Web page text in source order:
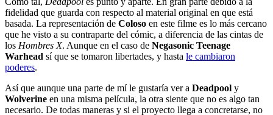
fidelidad que guarda con respecto al material original en que está
basada. La representación de Coloso en este filme es lo más cercano
que he visto a su contraparte del cómic, a diferencia de las cintas de
los Hombres X. Aunque en el caso de Negasonic Teenage
Warhead sí que se tomaron libertades, y hasta le cambiaron
poderes.
Así que aunque una parte de mí le gustaría ver a Deadpool y
Wolverine en una misma película, la otra siente que no es algo tan
necesario. De todas maneras y si el proyecto llega a concretarse, no